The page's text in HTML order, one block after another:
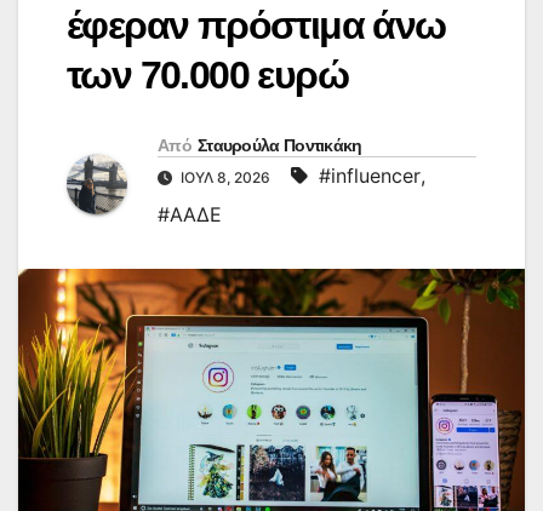
έφεραν πρόστιμα άνω
των 70.000 ευρώ
Από Σταυρούλα Ποντικάκη
ΙΟΎΛ 8, 2026 #influencer,
#ΑΑΔΕ